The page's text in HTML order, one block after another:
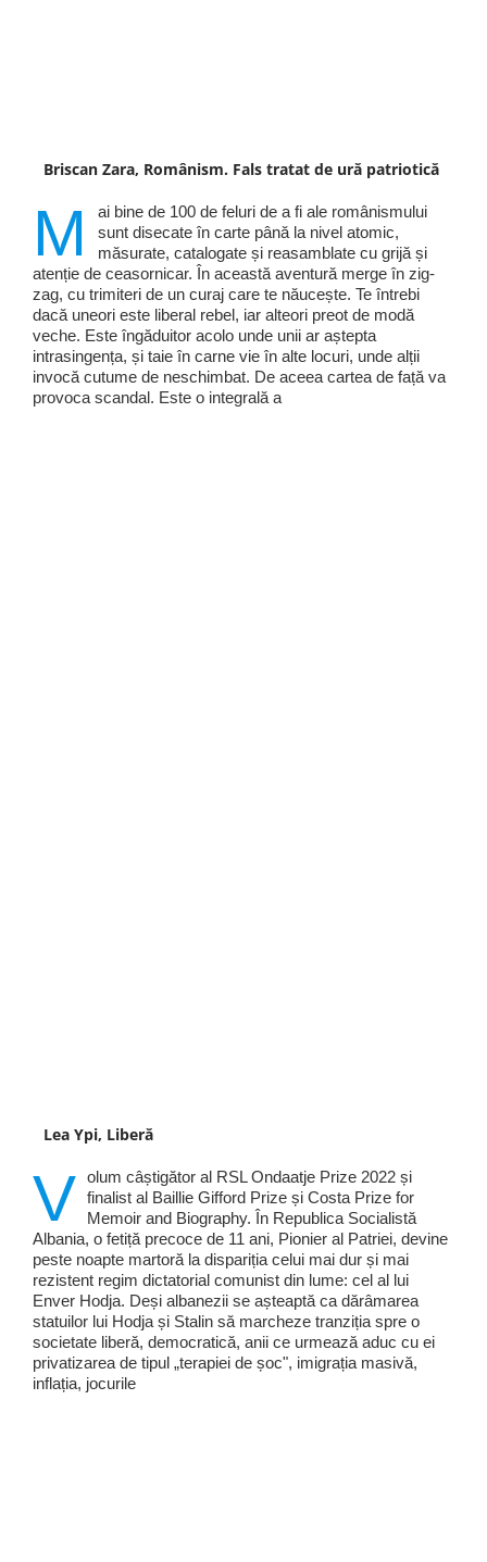
Briscan Zara, Românism. Fals tratat de ură patriotică
M
ai bine de 100 de feluri de a fi ale românismului
sunt disecate în carte până la nivel atomic,
măsurate, catalogate și reasamblate cu grijă și
atenție de ceasornicar. În această aventură merge în zig-
zag, cu trimiteri de un curaj care te năucește. Te întrebi
dacă uneori este liberal rebel, iar alteori preot de modă
veche. Este îngăduitor acolo unde unii ar aștepta
intrasingența, și taie în carne vie în alte locuri, unde alții
invocă cutume de neschimbat. De aceea cartea de față va
provoca scandal. Este o integrală a
Lea Ypi, Liberă
V olum câștigător al RSL Ondaatje Prize 2022 și
finalist al Baillie Gifford Prize și Costa Prize for
Memoir and Biography. În Republica Socialistă
Albania, o fetiță precoce de 11 ani, Pionier al Patriei, devine
peste noapte martoră la dispariția celui mai dur și mai
rezistent regim dictatorial comunist din lume: cel al lui
Enver Hodja. Deși albanezii se așteaptă ca dărâmarea
statuilor lui Hodja și Stalin să marcheze tranziția spre o
societate liberă, democratică, anii ce urmează aduc cu ei
privatizarea de tipul „terapiei de șoc", imigrația masivă,
inflația, jocurile